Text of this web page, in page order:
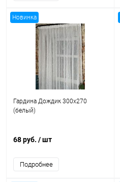
Новинка
Гардина Дождик 300x270
(белый)
68 руб. / шт
Подробнее